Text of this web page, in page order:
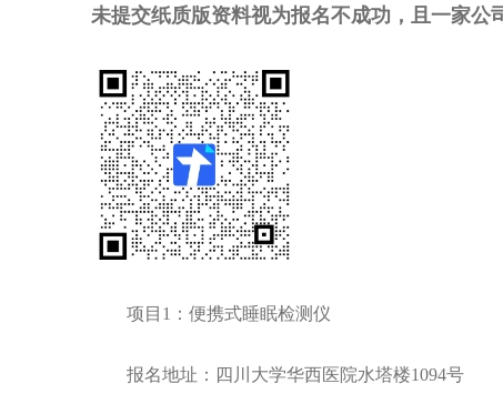
未提交纸质版资料视为报名不成功， 且一家公
项目1： 便携式睡眠检测仪
报名地址：四川大学华西医院水塔楼1094号